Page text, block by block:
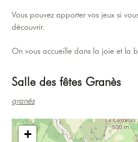
Vous pouvez apporter vos jeux si
découvrir.
On vous accueille dans la joie et la
Salle des fêtes Granès
granès
+